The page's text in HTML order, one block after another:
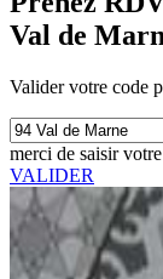
Val de
Valider votre code
merci de saisir
VALIDER